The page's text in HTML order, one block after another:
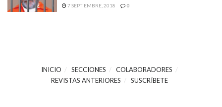
7 SEPTIEMBRE, 2018
0
INICIO SECCIONES
COLABORADORES
REVISTAS ANTERIORES
SUSCRÍBETE